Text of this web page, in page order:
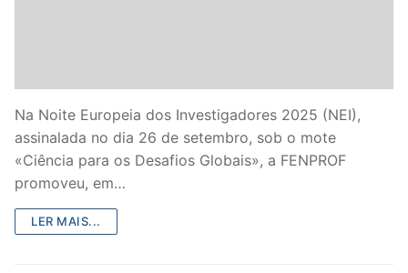
Contactos
Na Noite Europeia dos Investigadores 2025 (NEI),
assinalada no dia 26 de setembro, sob o mote
«Ciência para os Desafios Globais», a FENPROF
promoveu, em…
LER MAIS...